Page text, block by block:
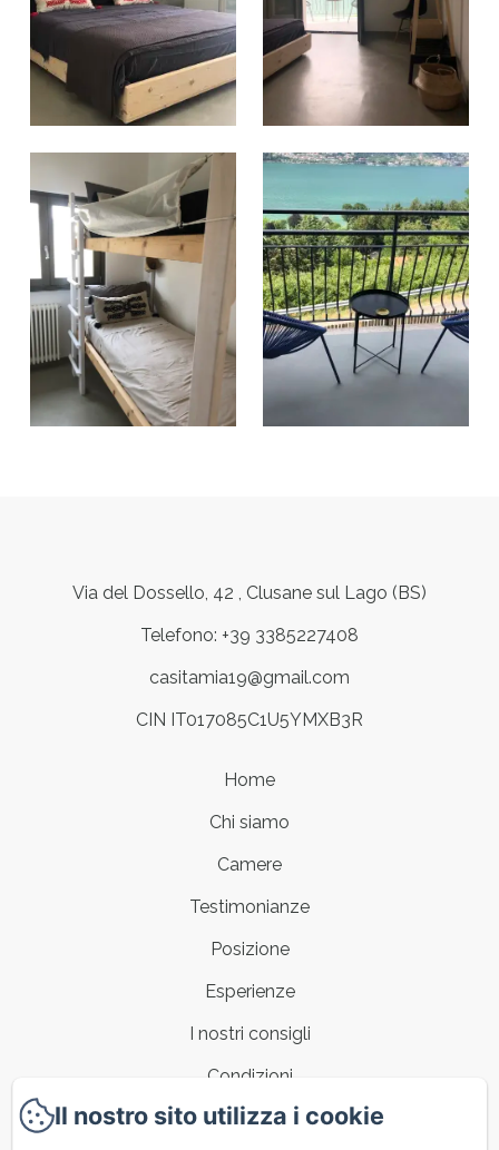
Via del Dossello, 42 , Clusane sul Lago (BS)
Telefono: +39 3385227408
casitamia19@gmail.com
CIN IT017085C1U5YMXB3R
Home
Chi siamo
Camere
Testimonianze
Posizione
Esperienze
I nostri consigli
Condizioni
Contatti
Il nostro sito utilizza i cookie